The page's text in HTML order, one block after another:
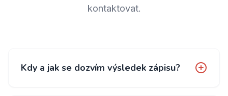
kontaktovat.
Kdy a jak se dozvím výsledek zápisu?